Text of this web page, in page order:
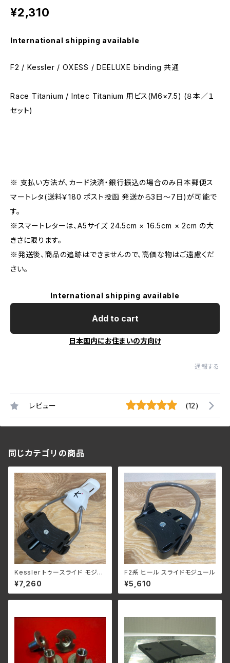
¥2,310
International shipping available
F2 / Kessler / OXESS / DEELUXE binding 共通
Race Titanium / Intec Titanium 用ビス(M6×7.5) (８本／１
セット)
※ 支払い方法が、カード決済・銀行振込の場合のみ日本郵便ス
マートレタ(送料￥180 ポスト投函 発送から3日〜7日)が可能で
す。
※スマートレターは、A5サイズ 24.5cm × 16.5cm × 2cm の大
きさに限ります。
※発送後、商品の追跡はできませんので、高価な物はご遠慮くだ
さい。
International shipping available
Add to cart
日本国内にお住まいの方向け
通報する
レビュー (12)
同じカテゴリの商品
Kessler トゥースライド モジュ
ール (F2系共通)
¥7,260
F2系 ヒール スライドモジュール
¥5,610